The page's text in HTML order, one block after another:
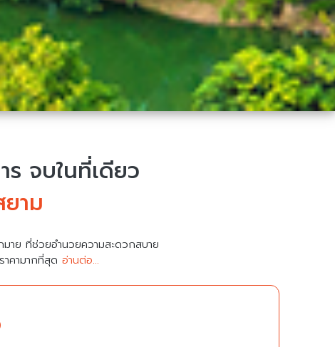
จบในที่เดียว
าม
าย ที่ช่วยอำนวยความสะดวกสบาย
คามากที่สุด อ่านต่อ...